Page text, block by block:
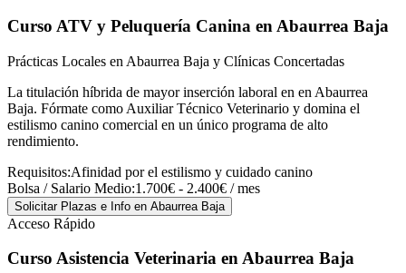
Curso ATV y Peluquería Canina en Abaurrea Baja
Prácticas Locales en Abaurrea Baja y Clínicas Concertadas
La titulación híbrida de mayor inserción laboral en en Abaurrea
Baja. Fórmate como Auxiliar Técnico Veterinario y domina el
estilismo canino comercial en un único programa de alto
rendimiento.
Requisitos:Afinidad por el estilismo y cuidado canino
Bolsa / Salario Medio:1.700€ - 2.400€ / mes
Solicitar Plazas e Info en Abaurrea Baja
Acceso Rápido
Curso Asistencia Veterinaria en Abaurrea Baja